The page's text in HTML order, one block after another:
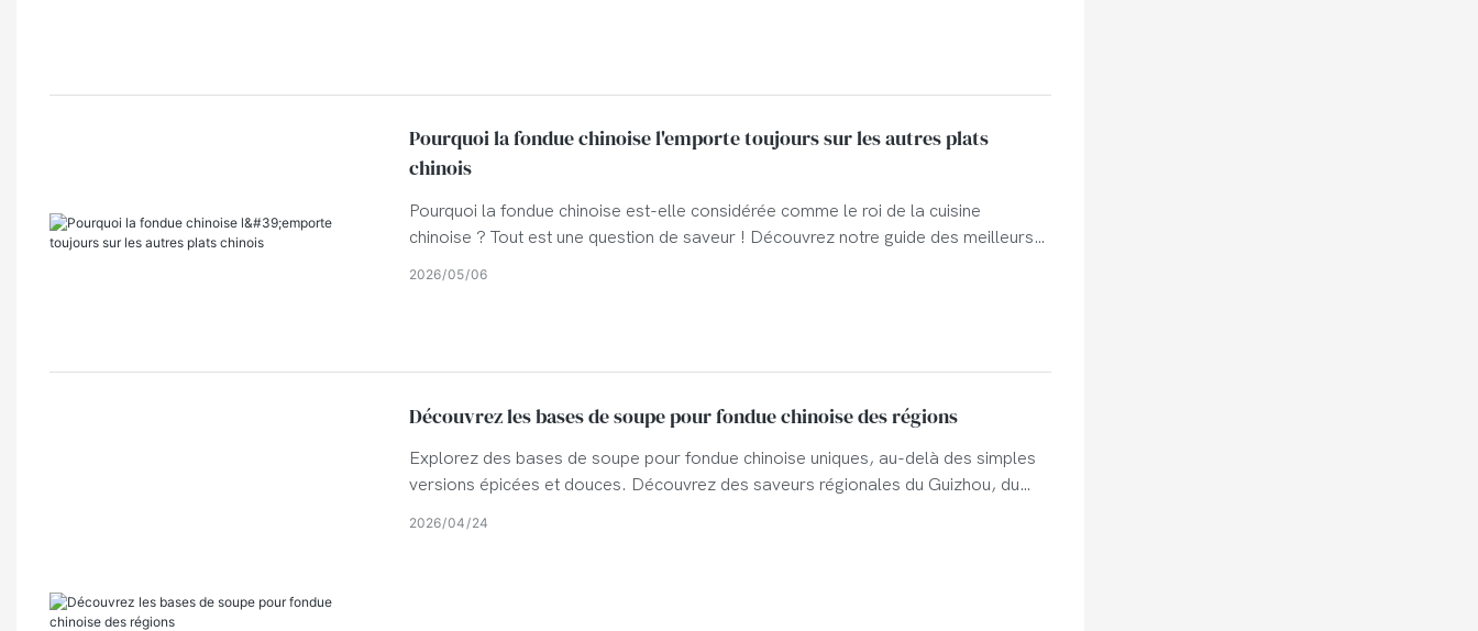
Pourquoi la fondue chinoise l'emporte toujours sur les autres plats
chinois
Pourquoi la fondue chinoise est-elle considérée comme le roi de la cuisine
chinoise ? Tout est une question de saveur ! Découvrez notre guide des meilleurs
2026 05 06
Découvrez les bases de soupe pour fondue chinoise des régions
Explorez des bases de soupe pour fondue chinoise uniques, au-delà des simples
versions épicées et douces. Découvrez des saveurs régionales du Guizhou, du
2026 04 24